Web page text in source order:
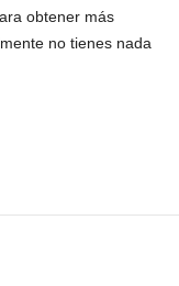
obtener más
no tienes nada